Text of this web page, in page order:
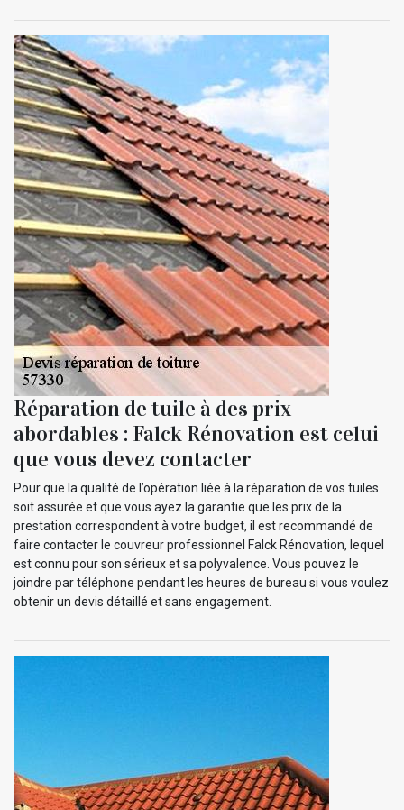
Réparation de tuile à des prix
abordables : Falck Rénovation est celui
que vous devez contacter
Pour que la qualité de l’opération liée à la réparation de vos tuiles
soit assurée et que vous ayez la garantie que les prix de la
prestation correspondent à votre budget, il est recommandé de
faire contacter le couvreur professionnel Falck Rénovation, lequel
est connu pour son sérieux et sa polyvalence. Vous pouvez le
joindre par téléphone pendant les heures de bureau si vous voulez
obtenir un devis détaillé et sans engagement.